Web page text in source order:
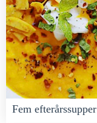
Fem efterårssupper